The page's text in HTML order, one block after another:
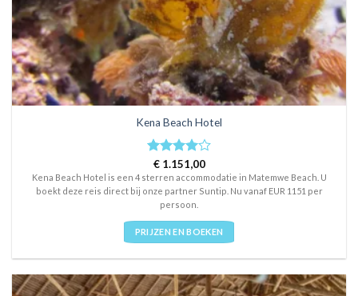
Kena Beach Hotel
Rated4
out of 5
€1.151,00
Kena Beach Hotel is een 4 sterren accommodatie in Matemwe Beach. U
boekt deze reis direct bij onze partner Suntip. Nu vanaf EUR 1151 per
persoon.
PRIJZEN EN BOEKEN